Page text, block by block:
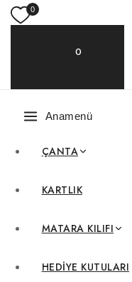
0
0
Anamenü
ÇANTA
KARTLIK
MATARA KILIFI
HEDIYE KUTULARI